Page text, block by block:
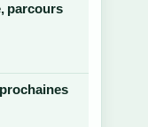
parcours